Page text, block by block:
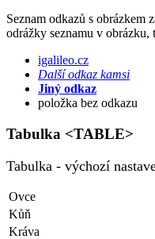
Seznam odkazů s obrázkem
odrážky seznamu v obrázku,
igalileo.cz
Další odkaz kamsi
Jiný odkaz
položka bez odkazu
Tabulka <TABLE>
Tabulka - výchozí
Ovce
Kůň
Kráva